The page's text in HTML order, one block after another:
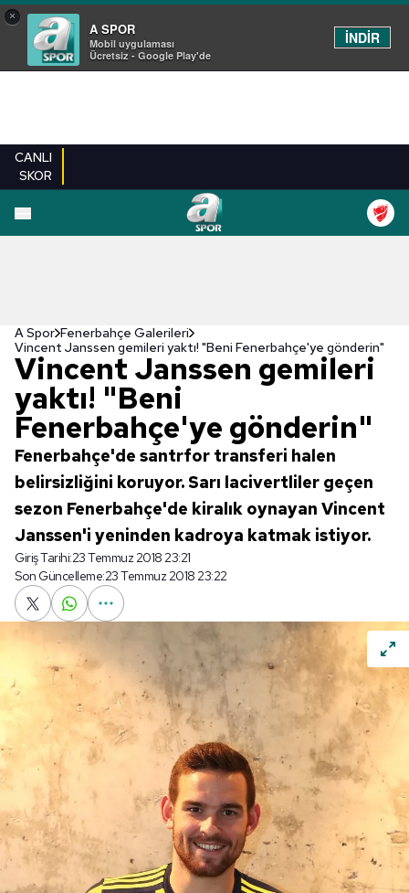
×
A SPOR
Mobil uygulaması
Ücretsiz - Google Play'de
İNDİR
CANLI
SKOR
EN YENILER
A Spor Fenerbahçe Galerileri
Vincent Janssen gemileri yaktı! "Beni Fenerbahçe'ye gönderin"
Vincent Janssen gemileri
yaktı! "Beni
Fenerbahçe'ye gönderin"
Fenerbahçe'de santrfor transferi halen
belirsizliğini koruyor. Sarı lacivertliler geçen
sezon Fenerbahçe'de kiralık oynayan Vincent
Janssen'i yeninden kadroya katmak istiyor.
Giriş Tarihi:23 Temmuz 2018 23:21
Son Güncelleme:23 Temmuz 2018 23:22